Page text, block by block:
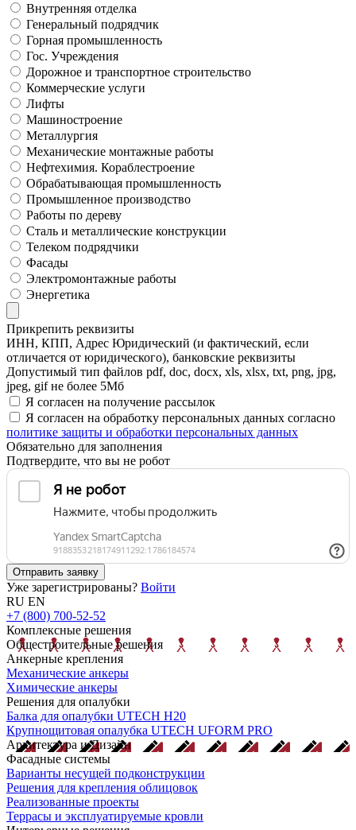
Внутренняя отделка
Генеральный подрядчик
Горная промышленность
Гос. Учреждения
Дорожное и транспортное строительство
Коммерческие услуги
Лифты
Машиностроение
Металлургия
Механические монтажные работы
Нефтехимия. Кораблестроение
Обрабатывающая промышленность
Промышленное производство
Работы по дереву
Сталь и металлические конструкции
Телеком подрядчики
Фасады
Электромонтажные работы
Энергетика
Прикрепить реквизиты
ИНН, КПП, Адрес Юридический (и фактический, если
отличается от юридического), банковские реквизиты
Допустимый тип файлов pdf, doc, docx, xls, xlsx, txt, png, jpg,
jpeg, gif не более 5Мб
Я согласен на получение рассылок
Я согласен на обработку персональных данных согласно
политике защиты и обработки персональных данных
Обязательно для заполнения
Подтвердите, что вы не робот
Отправить заявку
Уже зарегистрированы? Войти
RU EN
+7 (800) 700-52-52
Комплексные решения
Общестроительные решения
Анкерные крепления
Механические анкеры
Химические анкеры
Решения для опалубки
Балка для опалубки UTECH H20
Крупнощитовая опалубка UTECH UFORM PRO
Архитектура и Дизайн
Фасадные системы
Варианты несущей подконструкции
Решения для крепления облицовок
Реализованные проекты
Террасы и эксплуатируемые кровли